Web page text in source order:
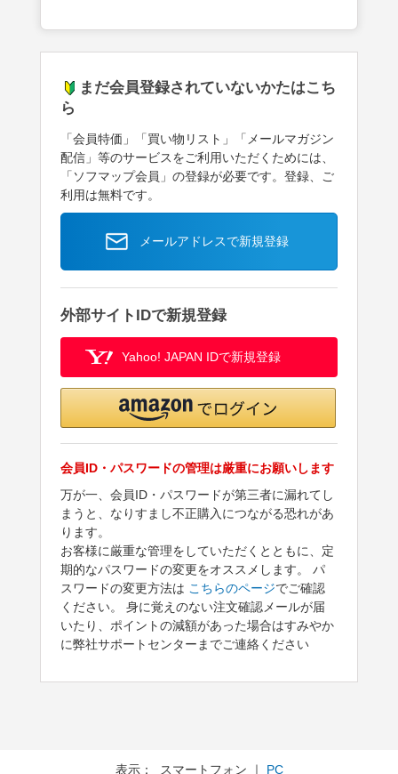
まだ会員登録されていないかたはこち
ら
「会員特価」「買い物リスト」「メールマガジン
配信」等のサービスをご利用いただくためには、
「ソフマップ会員」の登録が必要です。登録、ご
利用は無料です。
メールアドレスで新規登録
外部サイトIDで新規登録
Yahoo! JAPAN IDで新規登録
会員ID・パスワードの管理は厳重にお願いします
万が一、会員ID・パスワードが第三者に漏れてし
まうと、なりすまし不正購入につながる恐れがあ
ります。
お客様に厳重な管理をしていただくとともに、定
期的なパスワードの変更をオススメします。 パ
スワードの変更方法は こちらのページでご確認
ください。 身に覚えのない注文確認メールが届
いたり、ポイントの減額があった場合はすみやか
に弊社サポートセンターまでご連絡ください
表示： スマートフォン ｜ PC